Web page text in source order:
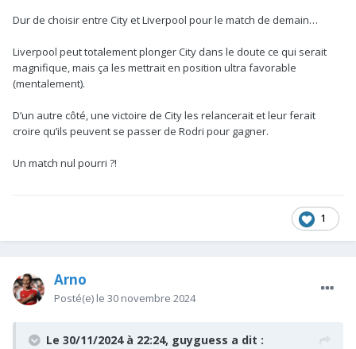
Dur de choisir entre City et Liverpool pour le match de demain…
Liverpool peut totalement plonger City dans le doute ce qui serait
magnifique, mais ça les mettrait en position ultra favorable
(mentalement).
D’un autre côté, une victoire de City les relancerait et leur ferait
croire qu’ils peuvent se passer de Rodri pour gagner.
Un match nul pourri ?!
1
Arno
Posté(e) le 30 novembre 2024
Le 30/11/2024 à 22:24, guyguess a dit :